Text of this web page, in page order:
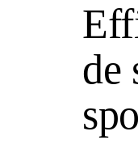
de